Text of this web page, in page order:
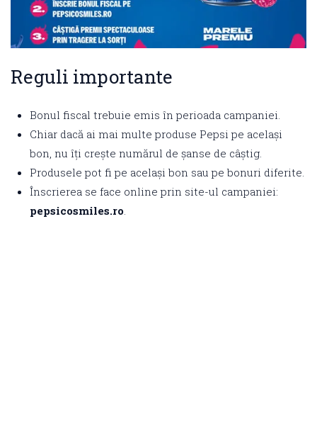
Reguli importante
Bonul fiscal trebuie emis în perioada campaniei.
Chiar dacă ai mai multe produse Pepsi pe același
bon, nu îți crește numărul de șanse de câștig.
Produsele pot fi pe același bon sau pe bonuri diferite.
Înscrierea se face online prin site-ul campaniei:
pepsicosmiles.ro